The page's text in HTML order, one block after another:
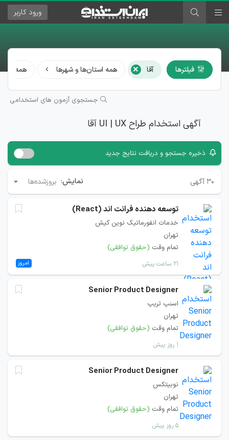
ورود کاربر
فیلترها آقا × همه استان‌ها و شهرها همه
جستجوی آزمون های استخدامی
آگهی استخدام طراح UI | UX آقا
ذخیره جستجو و دریافت نتایج جدید
۳۰ آگهی نمایش: بروزشده‌ها
توسعه دهنده فرانت اند (React)
خدمات انفورماتیک نوین کیش
تهران
تمام وقت (حقوق توافقی)
۲۱ ساعت پیش امروز
Senior Product Designer
اسنپ تریپ
تهران
تمام وقت (حقوق توافقی)
۱ روز پیش
Senior Product Designer
نوبیتکس
تهران
تمام وقت (حقوق توافقی)
۵ روز پیش